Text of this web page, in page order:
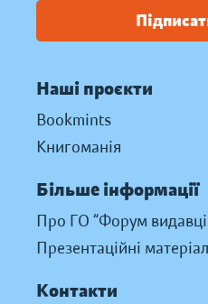
Наші проєкти
Bookmints
Книгоманія
Більше інформації
Про ГО “Форум
Презентаційні
Контакти